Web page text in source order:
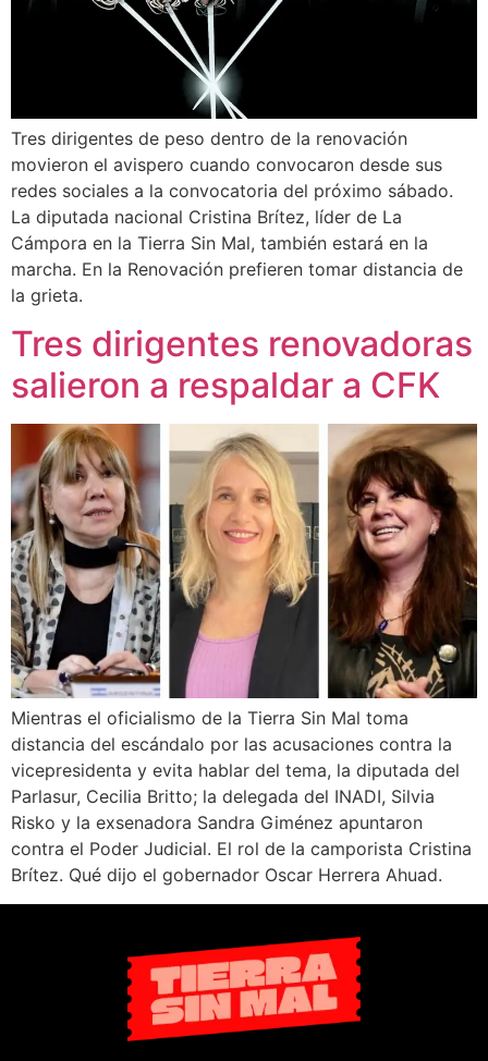
Tres dirigentes de peso dentro de la renovación
movieron el avispero cuando convocaron desde sus
redes sociales a la convocatoria del próximo sábado.
La diputada nacional Cristina Brítez, líder de La
Cámpora en la Tierra Sin Mal, también estará en la
marcha. En la Renovación prefieren tomar distancia de
la grieta.
Tres dirigentes renovadoras
salieron a respaldar a CFK
Mientras el oficialismo de la Tierra Sin Mal toma
distancia del escándalo por las acusaciones contra la
vicepresidenta y evita hablar del tema, la diputada del
Parlasur, Cecilia Britto; la delegada del INADI, Silvia
Risko y la exsenadora Sandra Giménez apuntaron
contra el Poder Judicial. El rol de la camporista Cristina
Brítez. Qué dijo el gobernador Oscar Herrera Ahuad.